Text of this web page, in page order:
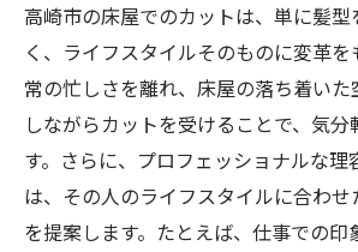
高崎市の床屋でのカットは、単に髪
く、ライフスタイルそのものに変革を
常の忙しさを離れ、床屋の落ち着い
しながらカットを受けることで、気分
す。さらに、プロフェッショナルな理
は、その人のライフスタイルに合わ
を提案します。たとえば、仕事での印